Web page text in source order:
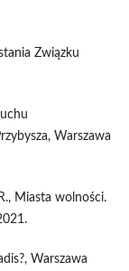
Związku
Warszawa
Miasta wolności.
Warszawa